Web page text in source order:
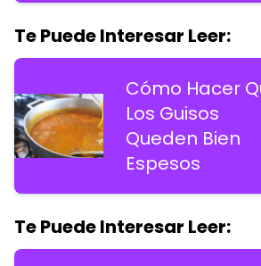
Te Puede Interesar Leer:
Cómo Hacer
Los Guisos
Queden Bien
Espesos
Te Puede Interesar Leer: